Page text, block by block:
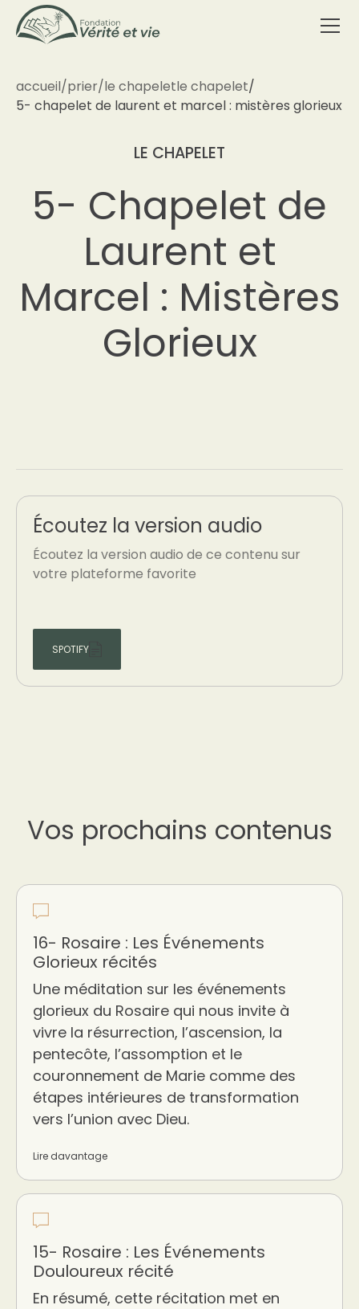
accueil/prier/le chapeletle chapelet/
5- chapelet de laurent et marcel : mistères glorieux
LE CHAPELET
5- Chapelet de
Laurent et
Marcel : Mistères
Glorieux
Écoutez la version audio
Écoutez la version audio de ce contenu sur
votre plateforme favorite
SPOTIFY
Vos prochains contenus
16- Rosaire : Les Événements
Glorieux récités
Une méditation sur les événements
glorieux du Rosaire qui nous invite à
vivre la résurrection, l’ascension, la
pentecôte, l’assomption et le
couronnement de Marie comme des
étapes intérieures de transformation
vers l’union avec Dieu.
Lire davantage
15- Rosaire : Les Événements
Douloureux récité
En résumé, cette récitation met en